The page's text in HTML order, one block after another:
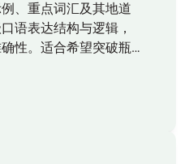
、重点词汇及其地道
语表达结构与逻辑，
性。适合希望突破瓶